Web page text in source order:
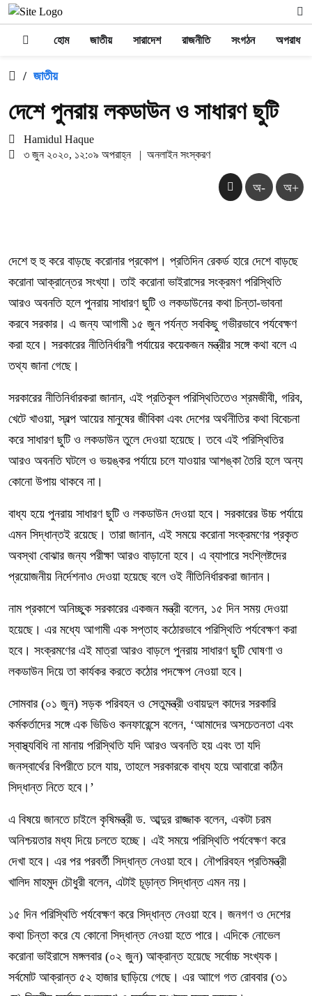
হোম জাতীয় সারাদেশ রাজনীতি সংগঠন অপরাধ
/ জাতীয়
দেশে পুনরায় লকডাউন ও সাধারণ ছুটি
Hamidul Haque
৩ জুন ২০২০, ১২:০৯ অপরাহ্ন
| অনলাইন সংস্করণ
অ- অ+
দেশে হু হু করে বাড়ছে করোনার প্রকোপ। প্রতিদিন রেকর্ড হারে দেশে বাড়ছে
করোনা আক্রান্তের সংখ্যা। তাই করোনা ভাইরাসের সংক্রমণ পরিস্থিতি
আরও অবনতি হলে পুনরায় সাধারণ ছুটি ও লকডাউনের কথা চিন্তা-ভাবনা
করবে সরকার। এ জন্য আগামী ১৫ জুন পর্যন্ত সবকিছু গভীরভাবে পর্যবেক্ষণ
করা হবে। সরকারের নীতিনির্ধারণী পর্যায়ের কয়েকজন মন্ত্রীর সঙ্গে কথা বলে এ
তথ্য জানা গেছে।
সরকারের নীতিনির্ধারকরা জানান, এই প্রতিকূল পরিস্থিতিতেও শ্রমজীবী, গরিব,
খেটে খাওয়া, স্বল্প আয়ের মানুষের জীবিকা এবং দেশের অর্থনীতির কথা বিবেচনা
করে সাধারণ ছুটি ও লকডাউন তুলে দেওয়া হয়েছে। তবে এই পরিস্থিতির
আরও অবনতি ঘটলে ও ভয়ঙ্কর পর্যায়ে চলে যাওয়ার আশঙ্কা তৈরি হলে অন্য
কোনো উপায় থাকবে না।
বাধ্য হয়ে পুনরায় সাধারণ ছুটি ও লকডাউন দেওয়া হবে। সরকারের উচ্চ পর্যায়ে
এমন সিদ্ধান্তই রয়েছে। তারা জানান, এই সময়ে করোনা সংক্রমণের প্রকৃত
অবস্থা বোঝার জন্য পরীক্ষা আরও বাড়ানো হবে। এ ব্যাপারে সংশ্লিষ্টদের
প্রয়োজনীয় নির্দেশনাও দেওয়া হয়েছে বলে ওই নীতিনির্ধারকরা জানান।
নাম প্রকাশে অনিচ্ছুক সরকারের একজন মন্ত্রী বলেন, ১৫ দিন সময় দেওয়া
হয়েছে। এর মধ্যে আগামী এক সপ্তাহ কঠোরভাবে পরিস্থিতি পর্যবেক্ষণ করা
হবে। সংক্রমণের এই মাত্রা আরও বাড়লে পুনরায় সাধারণ ছুটি ঘোষণা ও
লকডাউন দিয়ে তা কার্যকর করতে কঠোর পদক্ষেপ নেওয়া হবে।
সোমবার (০১ জুন) সড়ক পরিবহন ও সেতুমন্ত্রী ওবায়দুল কাদের সরকারি
কর্মকর্তাদের সঙ্গে এক ভিডিও কনফারেন্সে বলেন, ‘আমাদের অসচেতনতা এবং
স্বাস্থ্যবিধি না মানায় পরিস্থিতি যদি আরও অবনতি হয় এবং তা যদি
জনস্বার্থের বিপরীতে চলে যায়, তাহলে সরকারকে বাধ্য হয়ে আবারো কঠিন
সিদ্ধান্ত নিতে হবে।’
এ বিষয়ে জানতে চাইলে কৃষিমন্ত্রী ড. আব্দুর রাজ্জাক বলেন, একটা চরম
অনিশ্চয়তার মধ্য দিয়ে চলতে হচ্ছে। এই সময়ে পরিস্থিতি পর্যবেক্ষণ করে
দেখা হবে। এর পর পরবর্তী সিদ্ধান্ত নেওয়া হবে। নৌপরিবহন প্রতিমন্ত্রী
খালিদ মাহমুদ চৌধুরী বলেন, এটাই চূড়ান্ত সিদ্ধান্ত এমন নয়।
১৫ দিন পরিস্থিতি পর্যবেক্ষণ করে সিদ্ধান্ত নেওয়া হবে। জনগণ ও দেশের
কথা চিন্তা করে যে কোনো সিদ্ধান্ত নেওয়া হতে পারে। এদিকে নোভেল
করোনা ভাইরাসে মঙ্গলবার (০২ জুন) আক্রান্ত হয়েছে সর্বোচ্চ সংখ্যক।
সর্বমোট আক্রান্ত ৫২ হাজার ছাড়িয়ে গেছে। এর আাগে গত রোববার (৩১